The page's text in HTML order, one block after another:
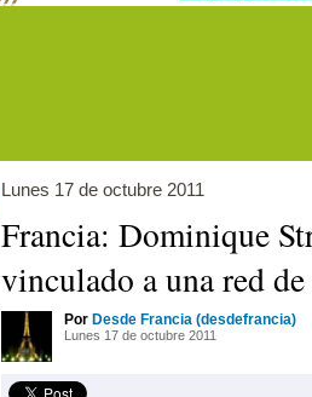
Lunes 17 de octubre 2011
Francia: Dominique
vinculado a una red
Por Desde Francia (desdefrancia)
Lunes 17 de octubre 2011